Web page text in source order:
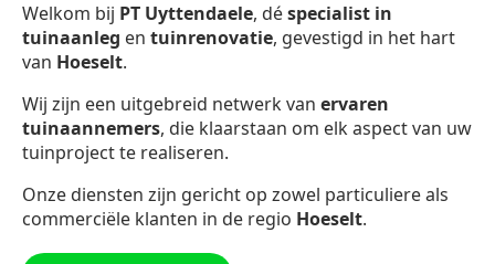
Welkom bij PT Uyttendaele, déspecialist in
tuinaanleg en tuinrenovatie, gevestigd in het hart
van Hoeselt.
Wij zijn een uitgebreid netwerk van ervaren
tuinaannemers, die klaarstaan om elk aspect van uw
tuinproject te realiseren.
Onze diensten zijn gericht op zowel particuliere als
commerciële klanten in de regio Hoeselt.